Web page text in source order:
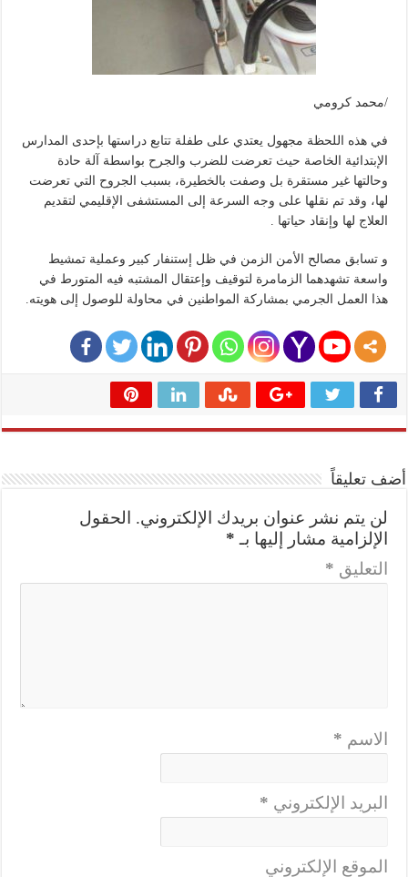
/محمد كرومي
في هذه اللحظة مجهول يعتدي على طفلة تتابع دراستها بإحدى المدارس
الإبتدائية الخاصة حيث تعرضت للضرب والجرح بواسطة آلة حادة
وحالتها غير مستقرة بل وصفت بالخطيرة، بسبب الجروح التي تعرضت
لها، وقد تم نقلها على وجه السرعة إلى المستشفى الإقليمي لتقديم
العلاج لها وإنقاد حياتها .
و تسابق مصالح الأمن الزمن في ظل إستنفار كبير وعملية تمشيط
واسعة تشهدهما الزمامرة لتوقيف وإعتقال المشتبه فيه المتورط في
هذا العمل الجرمي بمشاركة المواطنين في محاولة للوصول إلى هويته.
أضف تعليقاً
لن يتم نشر عنوان بريدك الإلكتروني.
الحقول
الإلزامية مشار إليها بـ *
التعليق *
الاسم *
البريد الإلكتروني *
الموقع الإلكتروني